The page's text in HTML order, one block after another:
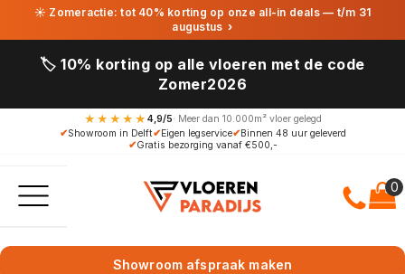
☀ Zomeractie: tot 40% korting op onze all-in deals — t/m 31
augustus ›
🏷️ 10% korting op alle vloeren met de code
Zomer2026
★★★★★ 4,9/5· Meer dan 10.000m² vloer gelegd
✔Showroom in Delft✔Eigen legservice✔Binnen 48 uur geleverd
✔Gratis bezorging vanaf €500,-
Showroom afspraak maken